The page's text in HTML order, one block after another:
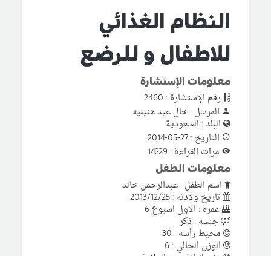
النظام الغذائي
للاطفال و للرضع
معلومات الإستشارة
رقم الإستشارة : 2460
المرسل : خال عيد هنينيه
البلد : السعودية
التاريخ : 27-05-2014
مرات القراءة : 14229
معلومات الطفل
اسم الطفل : عبدالرحمن خالد
تاريخ ولادته : 2013/12/25
عمره : الاول اسبوع 6
جنسه : ذكر
محيط رأسه : 30
الوزن الحالي : 6